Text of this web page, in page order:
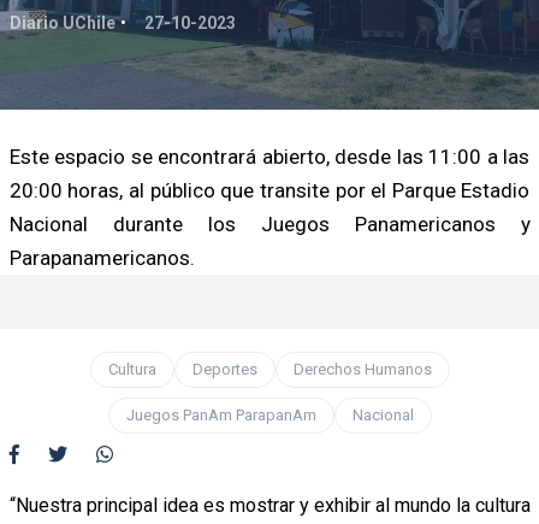
Diario UChile 27-10-2023
Este espacio se encontrará abierto, desde las 11:00 a las
20:00 horas, al público que transite por el Parque Estadio
Nacional durante los Juegos Panamericanos y
Parapanamericanos.
Cultura Deportes Derechos Humanos
Juegos PanAm ParapanAm Nacional
“Nuestra principal idea es mostrar y exhibir al mundo la cultura